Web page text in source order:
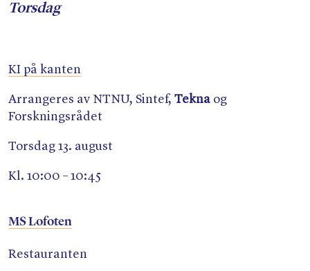
Torsdag
KI på kanten
Arrangeres av NTNU, Sintef, Tekna og
Forskningsrådet
Torsdag 13. august
Kl. 10:00 – 10:45
MS Lofoten
Restauranten